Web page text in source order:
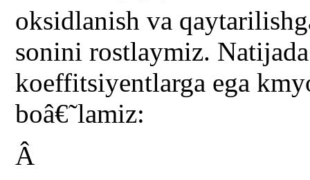
oksidlanish va
sonini rostlaymiz.
koeffitsiyentlarga ega
boâ€˜lamiz:
Â